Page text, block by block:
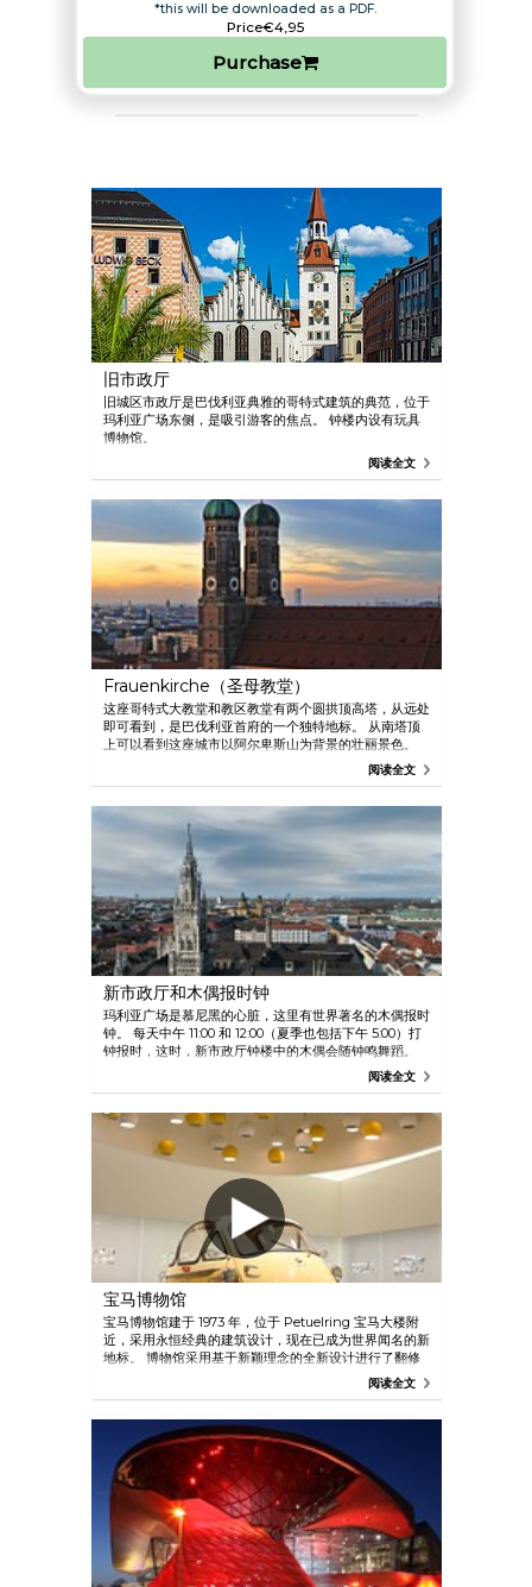
*this will be downloaded as a PDF.
Price€4,95
Purchase
旧市政厅
旧城区市政厅是巴伐利亚典雅的哥特式建筑的典范，位于
玛利亚广场东侧，是吸引游客的焦点。 钟楼内设有玩具
博物馆。
阅读全文
Frauenkirche（圣母教堂）
这座哥特式大教堂和教区教堂有两个圆拱顶高塔，从远处
即可看到，是巴伐利亚首府的一个独特地标。 从南塔顶
上可以看到这座城市以阿尔卑斯山为背景的壮丽景色。
阅读全文
新市政厅和木偶报时钟
玛利亚广场是慕尼黑的心脏，这里有世界著名的木偶报时
钟。 每天中午 11:00 和 12:00（夏季也包括下午 5:00）打
钟报时，这时，新市政厅钟楼中的木偶会随钟鸣舞蹈。
大楼的新哥特式外观可作为拍摄纪念照的绝佳背景。 爬
阅读全文
宝马博物馆
宝马博物馆建于 1973 年，位于 Petuelring 宝马大楼附
近，采用永恒经典的建筑设计，现在已成为世界闻名的新
地标。 博物馆采用基于新颖理念的全新设计进行了翻修
扩建，于 2008 年 6 月重新开放。 历史车型与公司历
史、技术、摩托车、车型系列，以及建筑、设计和媒体设
了前所未有的展品。 宝马最近开放了宝马世界，与公司
一流的博物馆相得益彰。
阅读全文